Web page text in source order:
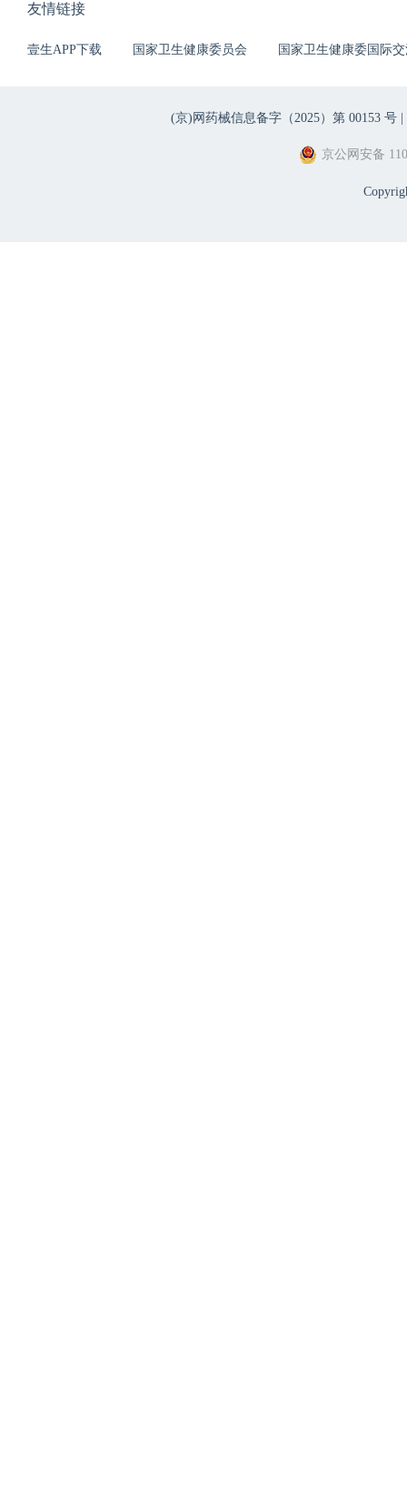
友情链接
壹生APP下载 国家卫生健康委员会 国家卫生健康委国际
(京)网药械信息备字（2025）第 00153 号 |
京公网安备